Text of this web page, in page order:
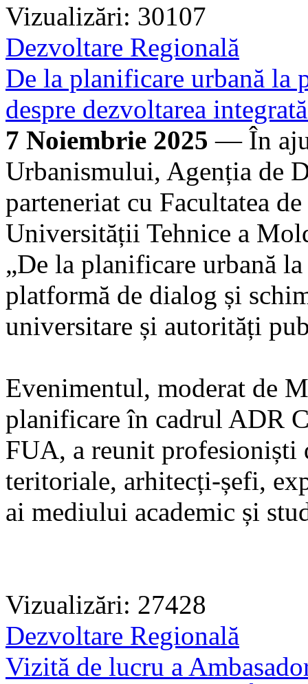
Vizualizări: 30107
Dezvoltare Regională
De la planificare urbană la
despre dezvoltarea
7 Noiembrie 2025 — În
Urbanismului, Agenția de
parteneriat cu Facultatea
Universității Tehnice a
„De la planificare urbană
platformă de dialog și
universitare și autorități
Evenimentul, moderat de
planificare în cadrul ADR
FUA, a reunit
teritoriale, arhitecți-șefi,
ai mediului academic și
Vizualizări: 27428
Dezvoltare Regională
Vizită de lucru a